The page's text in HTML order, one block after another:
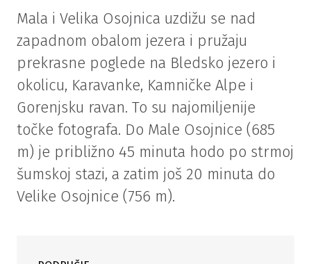
Mala i Velika Osojnica uzdižu se nad
zapadnom obalom jezera i pružaju
prekrasne poglede na Bledsko jezero i
okolicu, Karavanke, Kamničke Alpe i
Gorenjsku ravan. To su najomiljenije
točke fotografa. Do Male Osojnice (685
m) je približno 45 minuta hodo po strmoj
šumskoj stazi, a zatim još 20 minuta do
Velike Osojnice (756 m).